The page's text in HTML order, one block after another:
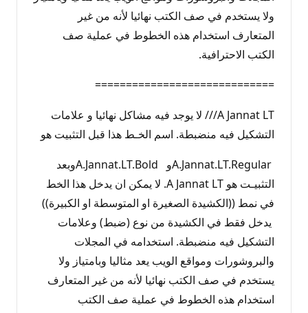
ولا يستخدم في صف الكتب نهائيا لأنه من غير
المتعارف استخدام هذه الخطوط في عملية صف
الكتب الاحترافية.
=============================
A Jannat LT/// لا يوجد فيه مشاكل نهائيا و علامات
التشكيل فيه منضبطة. اسم الخـط هذا قبل التثبيت هو
A.Jannat.LT.Regularو A.Jannat.LT.Boldوبعد
التثبيـت هو A Jannat LT. لا يمكن ان يدخل هذا الخط
في نمط ((الكشيدة الصغيرة او المتوسطة او الكبيرة))
يدخل فقط في الكشيدة من نوع (ضبط) وعلامات
التشكيل فيه منضبطة. استخدامه في المجلات
والبروشورات ومواقع الويب يعد مثاليا وبامتياز ولا
يستخدم في صف الكتب نهائيا لأنه من غير المتعارف
استخدام هذه الخطوط في عملية صف الكتب